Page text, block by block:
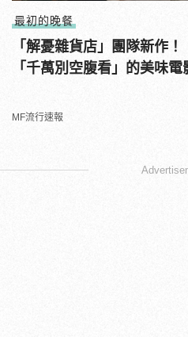
最初的晚餐
「解憂雜貨店」團隊新作
「千萬別空腹看」的美味電
MF流行速報